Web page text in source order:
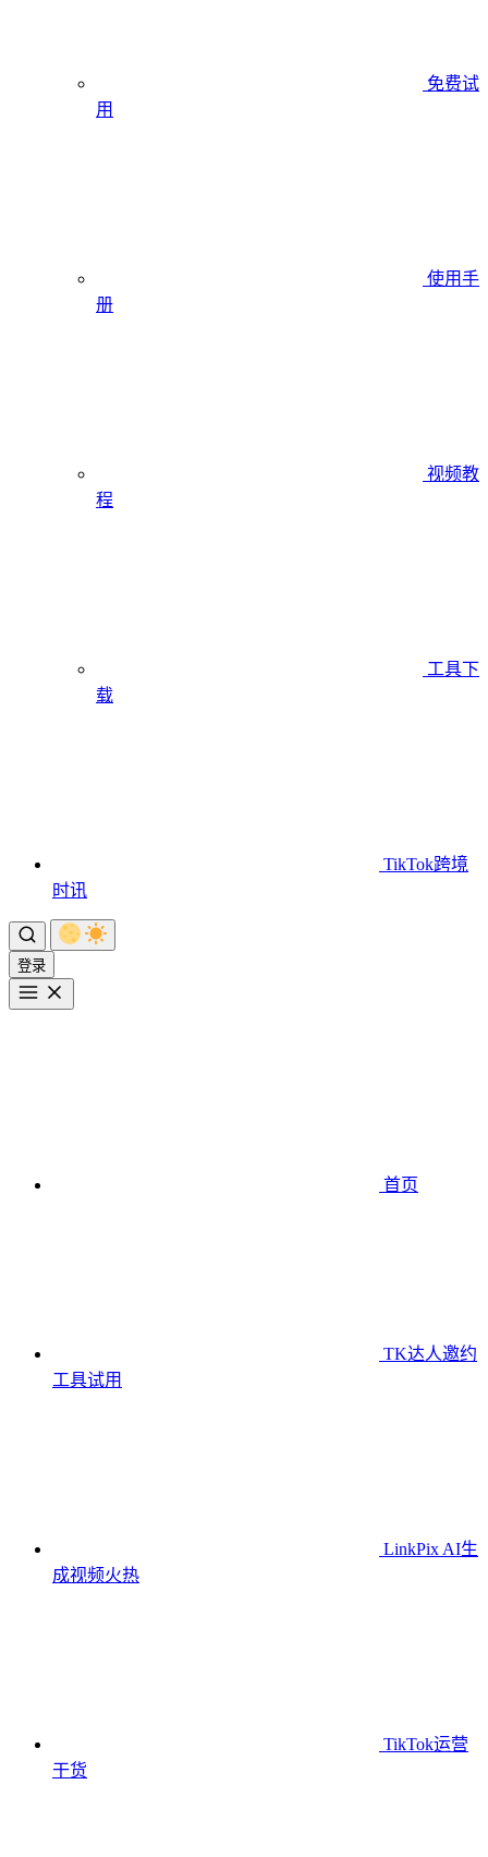
免费试
用
使用手
册
视频教
程
工具下
载
TikTok跨境
时讯
登录
首页
TK达人邀约
工具试用
LinkPix AI生
成视频火热
TikTok运营
干货